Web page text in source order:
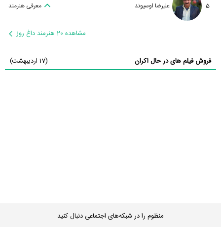
5 علیرضا اوسیوند معرفی هنرمند
مشاهده 20 هنرمند داغ روز
فروش فیلم های در حال اکران (17 اردیبهشت)
منظوم را در شبکه‌های اجتماعی دنبال کنید